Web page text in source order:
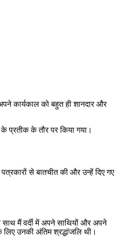
कार्यकाल को बहुत ही शानदार और
प्रतीक के तौर पर किया गया।
से बातचीत की और उन्हें दिए गए
मैं वर्दी में अपने साथियों और अपने
उनकी अंतिम श्रद्धांजलि थी।